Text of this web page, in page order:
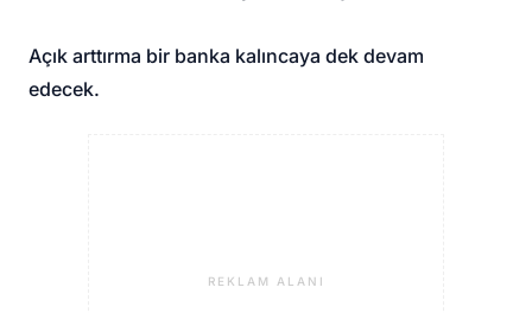
Açık arttırma bir banka kalıncaya dek devam
edecek.
REKLAM ALANI